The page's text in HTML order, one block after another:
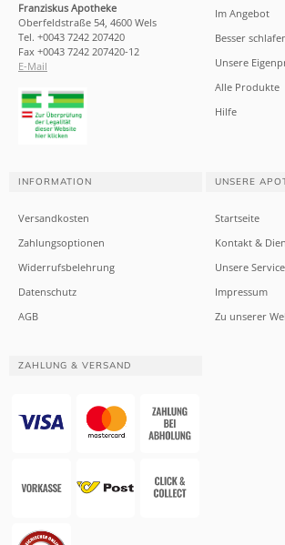
Franziskus Apotheke
Oberfeldstraße 54, 4600 Wels
Tel. +0043 7242 207420
Fax +0043 7242 207420-12
E-Mail
Im Angebot
Besser
Unsere
Alle Produkte
Hilfe
INFORMATION
Versandkosten
Zahlungsoptionen
Widerrufsbelehrung
Datenschutz
AGB
UNSERE
Startseite
Kontakt &
Unsere
Impressum
Zu unserer
ZAHLUNG & VERSAND